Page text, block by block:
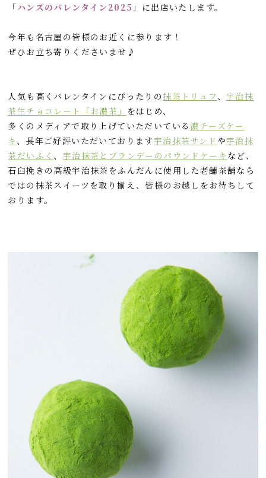
o
k
「ハンズのバレンタイン2025 」に出店いたします。
今年も名古屋の皆様のお近くに参ります！
ぜひお立ち寄りくださいませ♪
人気も高くバレンタインにぴったりの 抹茶トリュフ、宇治抹
茶生チョコレート「お濃茶」
をはじめ、
多くのメディアで取り上げていただいている濃チーズケー
キ、長年ご好評いただいております宇治抹茶サンド や宇治抹
茶だいふく、 宇治抹茶とブランデーのパウンドケーキなど、
石臼挽きの高級宇治抹茶をふんだんに使用した老舗茶舗なら
ではの抹茶スイーツを取り揃え、皆様のお越しをお待ちして
おります。